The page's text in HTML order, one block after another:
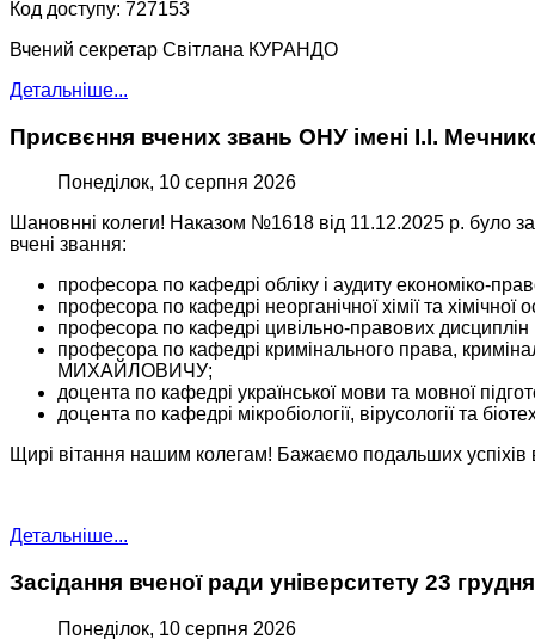
Код доступу: 727153
Вчений секретар Світлана КУРАНДО
Детальніше...
Присвєння вчених звань ОНУ імені І.І.
Понеділок, 10 серпня 2026
Шановнні колеги! Наказом №1618 від 11.12.2025 р. було
вчені звання:
професора по кафедрі обліку і аудиту економіко-
професора по кафедрі неорганічної хімії та
професора по кафедрі цивільно-правових
професора по кафедрі кримінального права,
МИХАЙЛОВИЧУ;
доцента по кафедрі української мови та мовної
доцента по кафедрі мікробіології, вірусології та
Щирі вітання нашим колегам! Бажаємо подальших успіхів
Детальніше...
Засідання вченої ради університету 23
Понеділок, 10 серпня 2026